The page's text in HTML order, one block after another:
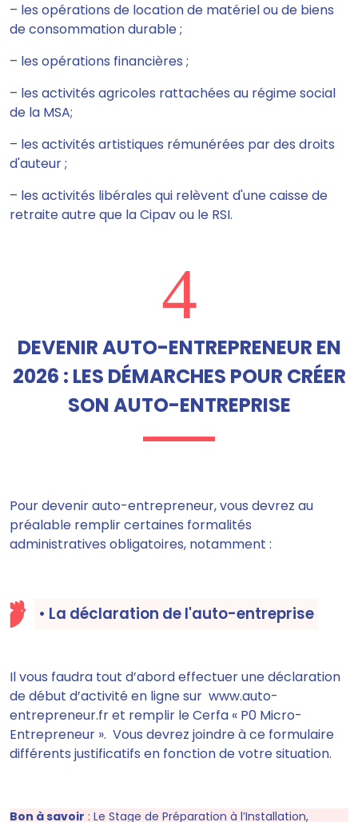
– les opérations de location de matériel ou de biens
de consommation durable ;
– les opérations financières ;
– les activités agricoles rattachées au régime social
de la MSA;
– les activités artistiques rémunérées par des droits
d'auteur ;
– les activités libérales qui relèvent d'une caisse de
retraite autre que la Cipav ou le RSI.
4
DEVENIR AUTO-ENTREPRENEUR EN
2026 : LES DÉMARCHES POUR CRÉER
SON AUTO-ENTREPRISE
Pour devenir auto-entrepreneur, vous devrez au
préalable remplir certaines formalités
administratives obligatoires, notamment :
• La déclaration de l'auto-entreprise
Il vous faudra tout d’abord effectuer une déclaration
de début d’activité en ligne sur www.auto-
entrepreneur.fr et remplir le Cerfa « P0 Micro-
Entrepreneur ». Vous devrez joindre à ce formulaire
différents justificatifs en fonction de votre situation.
Bon à savoir : Le Stage de Préparation à l’Installation,